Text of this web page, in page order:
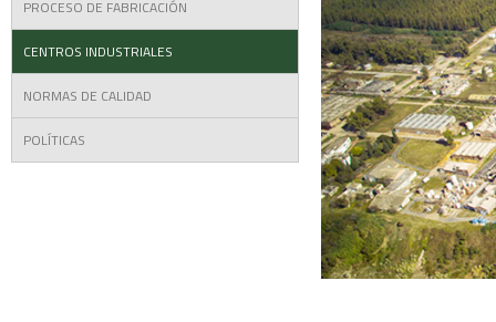
PROCESO DE FABRICACIÓN
CENTROS INDUSTRIALES
NORMAS DE CALIDAD
POLÍTICAS